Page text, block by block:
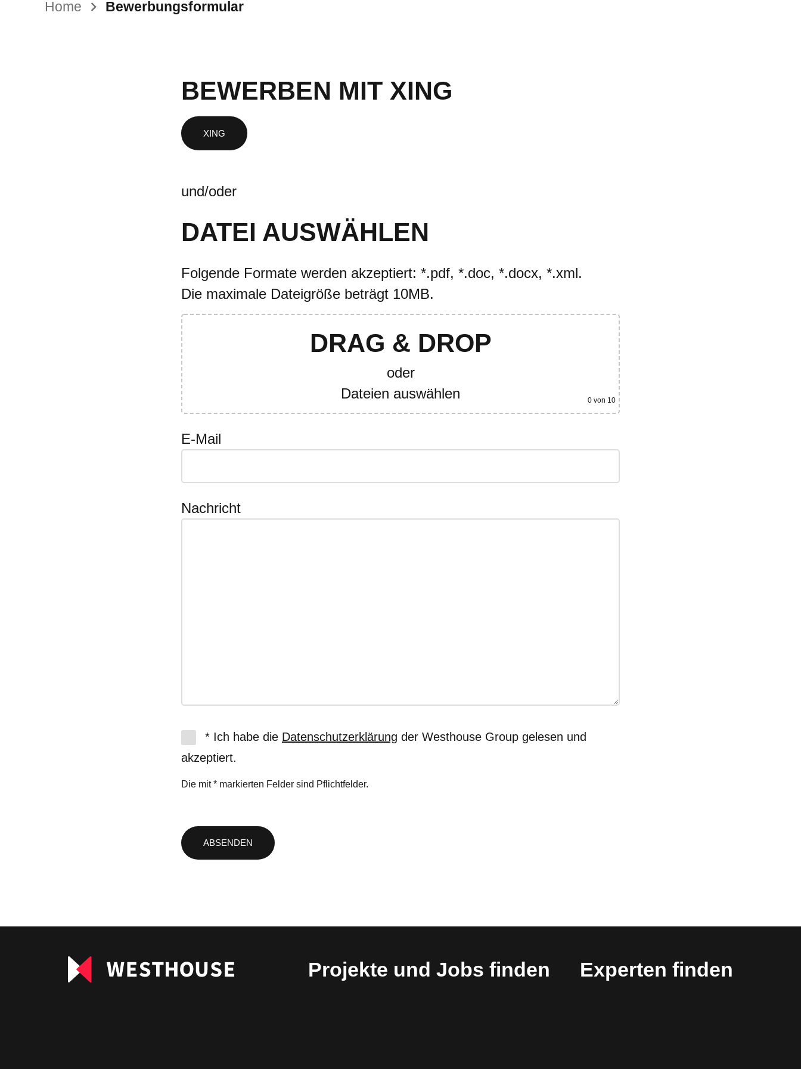
Home Bewerbungsformular
BEWERBEN MIT XING
und/oder
DATEI AUSWÄHLEN
Folgende Formate werden akzeptiert: *.pdf, *.doc, *.docx, *.xml.
Die maximale Dateigröße beträgt 10MB.
DRAG & DROP
oder
Dateien auswählen
0 von 10
E-Mail
Nachricht
* Ich habe die Datenschutzerklärung der Westhouse Group gelesen und
akzeptiert.
Die mit * markierten Felder sind Pflichtfelder.
lasse
dieses
Projekte und Jobs finden Experten finden